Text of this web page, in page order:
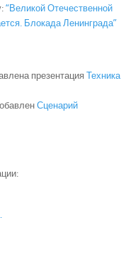
“Великой Отечественной
Блокада Ленинграда”
презентация Техника
Сценарий